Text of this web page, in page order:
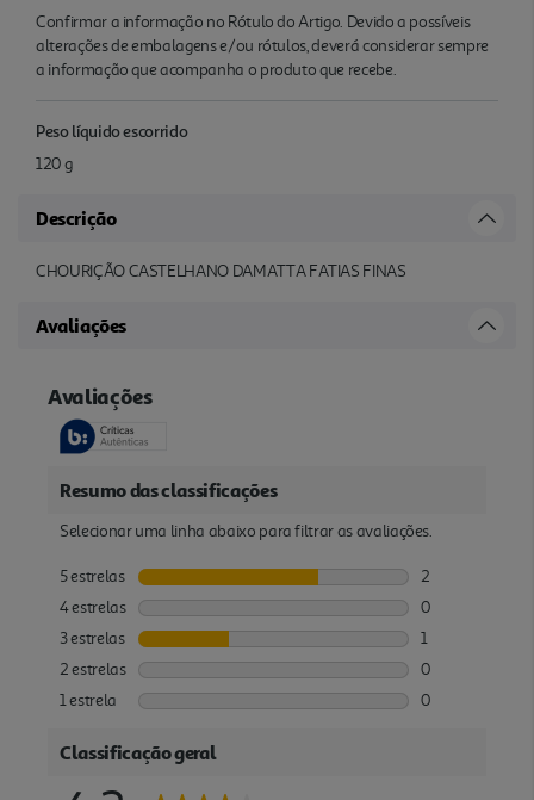
Confirmar a informação no Rótulo do Artigo. Devido a possíveis
alterações de embalagens e/ou rótulos, deverá considerar sempre
a informação que acompanha o produto que recebe.
Peso líquido escorrido
120 g
Descrição
CHOURIÇÃO CASTELHANO DAMATTA FATIAS FINAS
Avaliações